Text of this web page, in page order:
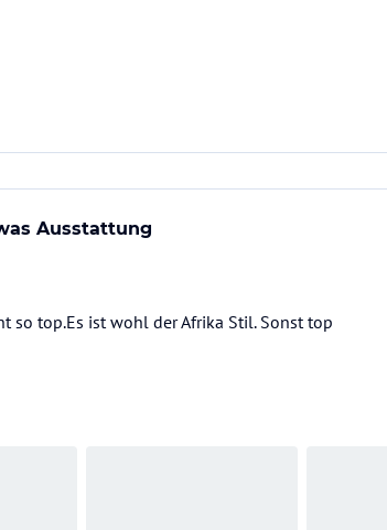
Ausstattung
so top.Es ist wohl der Afrika Stil. Sonst top